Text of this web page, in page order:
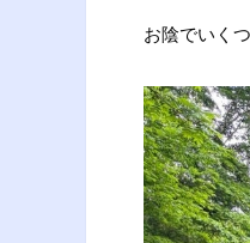
お陰でいく